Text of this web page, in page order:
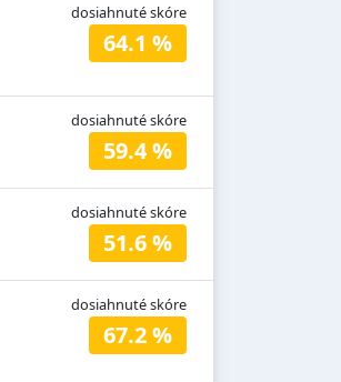
dosiahnuté skóre
64.1 %
dosiahnuté skóre
59.4 %
dosiahnuté skóre
51.6 %
dosiahnuté skóre
67.2 %